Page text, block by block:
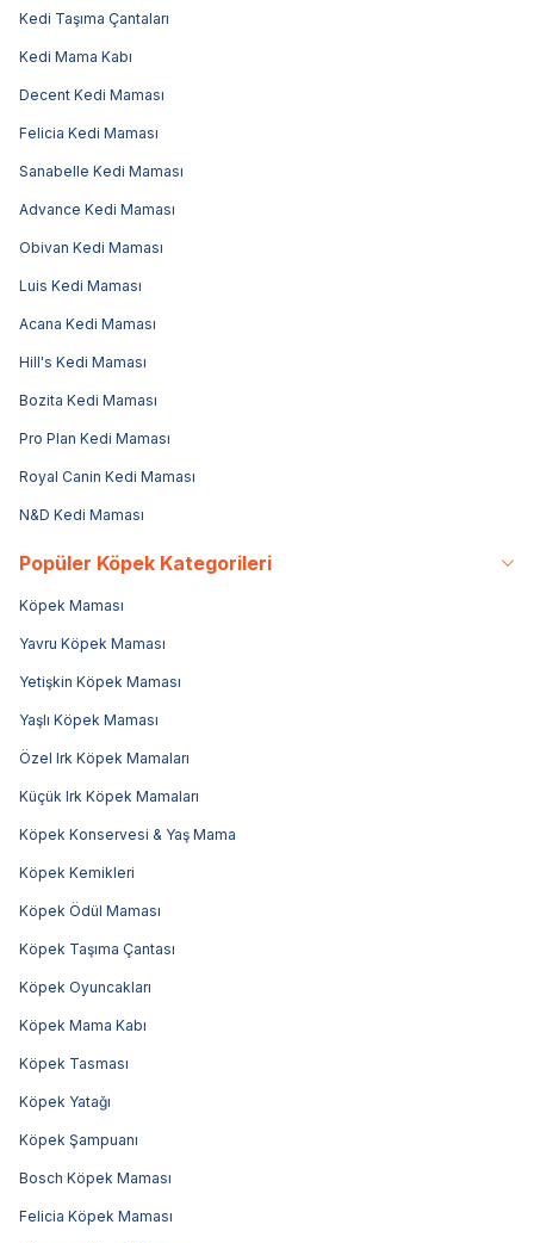
Kedi Taşıma Çantaları
Kedi Mama Kabı
Decent Kedi Maması
Felicia Kedi Maması
Sanabelle Kedi Maması
Advance Kedi Maması
Obivan Kedi Maması
Luis Kedi Maması
Acana Kedi Maması
Hill's Kedi Maması
Bozita Kedi Maması
Pro Plan Kedi Maması
Royal Canin Kedi Maması
N&D Kedi Maması
Popüler Köpek Kategorileri
Köpek Maması
Yavru Köpek Maması
Yetişkin Köpek Maması
Yaşlı Köpek Maması
Özel Irk Köpek Mamaları
Küçük Irk Köpek Mamaları
Köpek Konservesi & Yaş Mama
Köpek Kemikleri
Köpek Ödül Maması
Köpek Taşıma Çantası
Köpek Oyuncakları
Köpek Mama Kabı
Köpek Tasması
Köpek Yatağı
Köpek Şampuanı
Bosch Köpek Maması
Felicia Köpek Maması